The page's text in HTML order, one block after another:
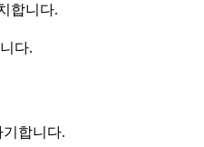
합니다.
다.
합니다.